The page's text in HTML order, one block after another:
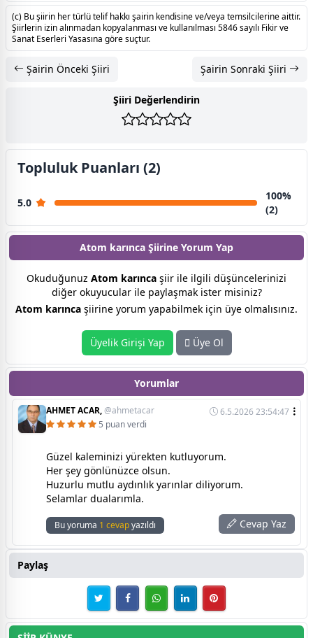
(c) Bu şiirin her türlü telif hakkı şairin kendisine ve/veya temsilcilerine aittir.
Şiirlerin izin alınmadan kopyalanması ve kullanılması 5846 sayılı Fikir ve
Sanat Eserleri Yasasına göre suçtur.
Şairin Önceki Şiiri Şairin Sonraki Şiiri
Şiiri Değerlendirin
Topluluk Puanları (2)
5.0
100%
(2)
Atom karınca Şiirine Yorum Yap
Okuduğunuz Atom karınca şiir ile ilgili düşüncelerinizi
diğer okuyucular ile paylaşmak ister misiniz?
Atom karınca şiirine yorum yapabilmek için üye olmalısınız.
Üyelik Girişi Yap Üye Ol
Yorumlar
AHMET ACAR,@ahmetacar
6.5.2026 23:54:47
5 puan verdi
Güzel kaleminizi yürekten kutluyorum.
Her şey gönlünüzce olsun.
Huzurlu mutlu aydınlık yarınlar diliyorum.
Selamlar dualarımla.
Bu yoruma 1 cevapyazıldı Cevap Yaz
Paylaş